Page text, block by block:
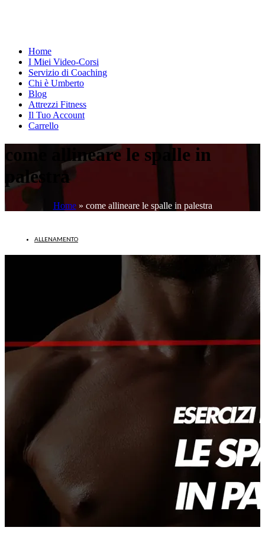
Home
I Miei Video-Corsi
Servizio di Coaching
Chi è Umberto
Blog
Attrezzi Fitness
Il Tuo Account
Carrello
come allineare le spalle in
palestra
Home» come allineare le spalle in palestra
ALLENAMENTO